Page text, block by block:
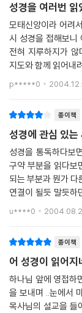
성경을 여러번 읽
모태신앙이라 어려
시 성경을 접해보니
전혀 지루하지가 않
지도와 함께 읽어내
정도라니깐요.. 가
p*****0
종이책
성경에 관심 있
성경을 통독하다보
구약 부분을 읽다보
되는 부분과 뭔가 다른 것도 같고.. 항상 성경
연결이 될듯 말듯하
에 꿸 수 있습니다.
u****0
종이책
어 성경이 읽어지
하나님 앞에 영접하
을 보내며 ..눈에서
목사님의 설교을 들어